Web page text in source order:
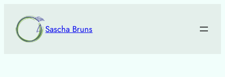
Inhalt
springen
Sascha Bruns